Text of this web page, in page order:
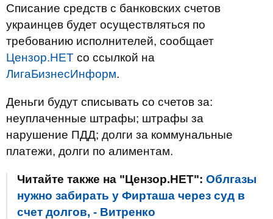
Списание средств с банковских счетов
украинцев будет осуществляться по
требованию исполнителей, сообщает
Цензор.НЕТ со ссылкой на
ЛигаБизнесИнформ.
Деньги будут списывать со счетов за:
неуплаченные штрафы; штрафы за
нарушение ПДД; долги за коммунальные
платежи, долги по алиментам.
Читайте также на "Цензор.НЕТ": Облгазы
нужно забирать у Фирташа через суд в
счет долгов, - Витренко